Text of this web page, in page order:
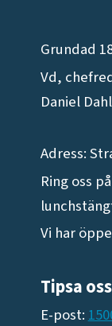
Grundad
Vd,
Daniel
Adress:
Ring oss
Vi har
Tipsa oss
E-post: